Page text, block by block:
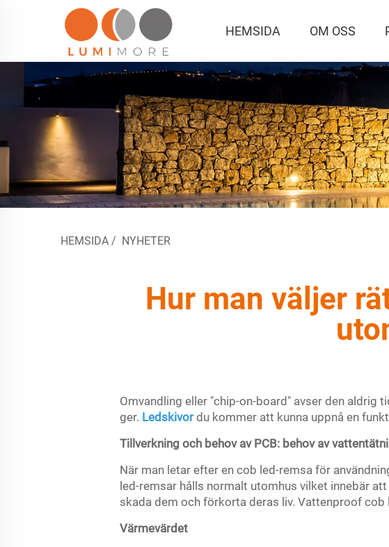
HEMSIDA OM OSS
HEMSIDA / NYHETER
Hur man väljer
Omvandling eller "chip-on-board" avser den
ger. Ledskivordu kommer att kunna uppnå en
Tillverkning och behov av PCB: behov av
När man letar efter en cob led-remsa för
led-remsar hålls normalt utomhus vilket innebär
skada dem och förkorta deras liv. Vattenproof cob
Värmevärdet